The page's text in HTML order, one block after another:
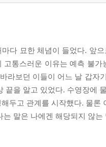
다 묘한 체념이 들었다. 앞
고통스러운 이유는 예측 불
라보던 이들이 어느 날 갑자
끝을 알고 있었다. 수영장에
두고 관계를 시작했다. 물
는 말은 나에겐 해당되지 않는